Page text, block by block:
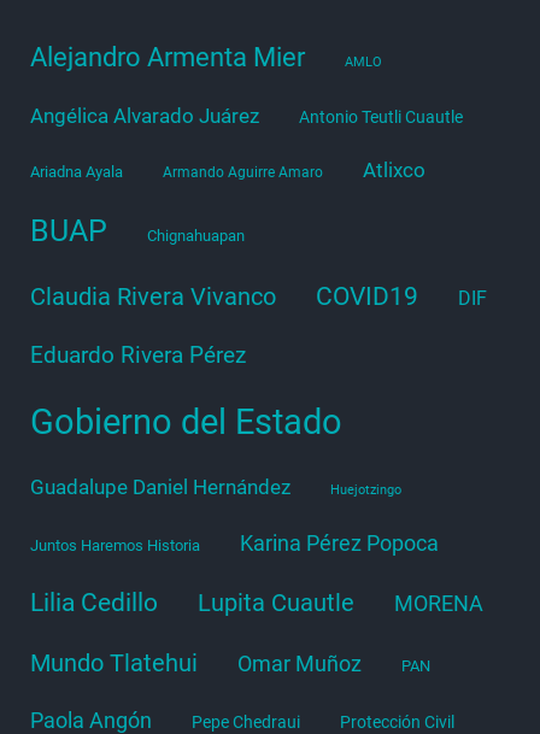
Alejandro Armenta Mier AMLO
Angélica Alvarado Juárez Antonio Teutli Cuautle
Ariadna Ayala Armando Aguirre Amaro Atlixco
BUAP Chignahuapan
Claudia Rivera Vivanco COVID19 DIF
Eduardo Rivera Pérez
Gobierno del Estado
Guadalupe Daniel Hernández Huejotzingo
Juntos Haremos Historia Karina Pérez Popoca
Lilia Cedillo Lupita Cuautle MORENA
Mundo Tlatehui Omar Muñoz PAN
Paola Angón Pepe Chedraui Protección Civil